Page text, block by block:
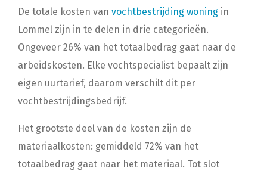
De totale kosten van vochtbestrijding woning in
Lommel zijn in te delen in drie categorieën.
Ongeveer 26% van het totaalbedrag gaat naar de
arbeidskosten. Elke vochtspecialist bepaalt zijn
eigen uurtarief, daarom verschilt dit per
vochtbestrijdingsbedrijf.
Het grootste deel van de kosten zijn de
materiaalkosten: gemiddeld 72% van het
totaalbedrag gaat naar het materiaal. Tot slot